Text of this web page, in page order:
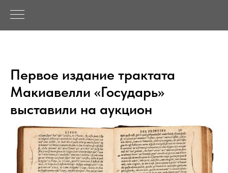
Первое издание трактата
Макиавелли «Государь»
выставили на аукцион